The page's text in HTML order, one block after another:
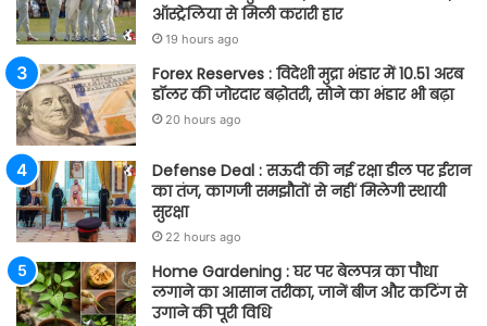
ऑस्ट्रेलिया से मिली करारी हार
19 hours ago
Forex Reserves : विदेशी मुद्रा भंडार में 10.51 अरब
डॉलर की जोरदार बढ़ोतरी, सोने का भंडार भी बढ़ा
20 hours ago
Defense Deal : सऊदी की नई रक्षा डील पर ईरान
का तंज, कागजी समझौतों से नहीं मिलेगी स्थायी
सुरक्षा
22 hours ago
Home Gardening : घर पर बेलपत्र का पौधा
लगाने का आसान तरीका, जानें बीज और कटिंग से
उगाने की पूरी विधि